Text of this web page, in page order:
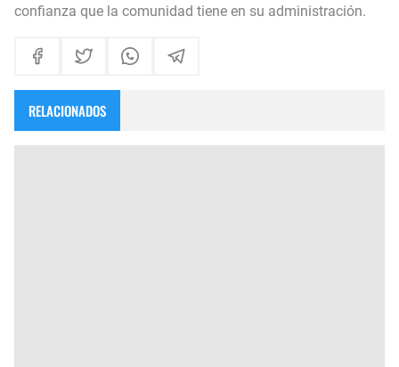
confianza que la comunidad tiene en su administración.
RELACIONADOS